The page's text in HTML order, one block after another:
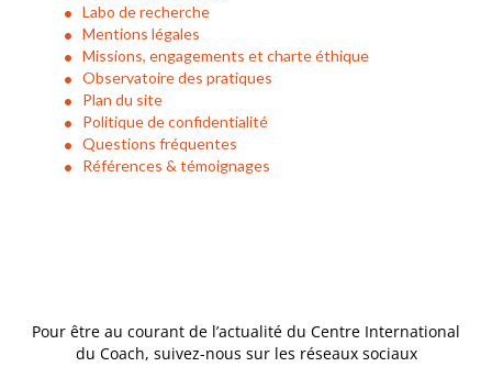
Labo de recherche
Mentions légales
Missions, engagements et charte éthique
Observatoire des pratiques
Plan du site
Politique de confidentialité
Questions fréquentes
Références & témoignages
Pour être au courant de l’actualité du Centre International
du Coach, suivez-nous sur les réseaux sociaux